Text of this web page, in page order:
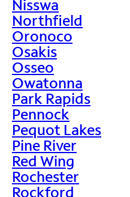
Nisswa
Northfield
Oronoco
Osakis
Osseo
Owatonna
Park Rapids
Pennock
Pequot Lakes
Pine River
Red Wing
Rochester
Rockford